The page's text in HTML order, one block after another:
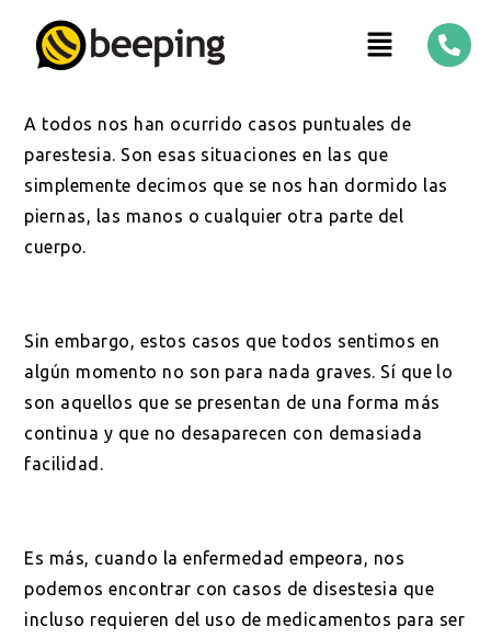
A todos nos han ocurrido casos puntuales de
parestesia. Son esas situaciones en las que
simplemente decimos que se nos han dormido las
piernas, las manos o cualquier otra parte del
cuerpo.
Sin embargo, estos casos que todos sentimos en
algún momento no son para nada graves. Sí que lo
son aquellos que se presentan de una forma más
continua y que no desaparecen con demasiada
facilidad.
Es más, cuando la enfermedad empeora, nos
podemos encontrar con casos de disestesia que
incluso requieren del uso de medicamentos para ser